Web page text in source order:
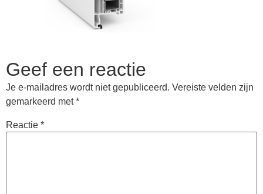
Geef een reactie
Je e-mailadres wordt niet gepubliceerd. Vereiste velden zijn
gemarkeerd met*
Reactie *